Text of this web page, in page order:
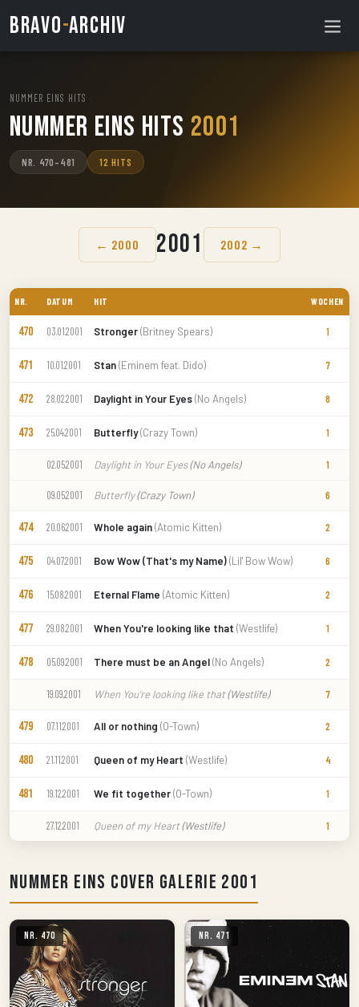
BRAVO-ARCHIV
NUMMER EINS HITS
Nummer Eins Hits 2001
NR. 470–481 12 HITS
← 2000 2001 2002 →
NR. DATUM HIT WOCHEN
470 03.01.2001 Stronger(Britney Spears) 1
471 10.01.2001 Stan(Eminem feat. Dido) 7
472 28.02.2001 Daylight in Your Eyes(No Angels) 8
473 25.04.2001 Butterfly(Crazy Town) 1
02.05.2001 Daylight in Your Eyes(No Angels) 1
09.05.2001 Butterfly(Crazy Town) 6
474 20.06.2001 Whole again(Atomic Kitten) 2
475 04.07.2001 Bow Wow (That's my Name)(Lil' Bow Wow) 6
476 15.08.2001 Eternal Flame (Atomic Kitten) 2
477 29.08.2001 When You're looking like that (Westlife) 1
478 05.09.2001 There must be an Angel(No Angels) 2
19.09.2001 When You're looking like that(Westlife) 7
479 07.11.2001 All or nothing (O-Town) 2
480 21.11.2001 Queen of my Heart (Westlife) 4
481 19.12.2001 We fit together(O-Town) 1
27.12.2001 Queen of my Heart(Westlife) 1
Nummer Eins Cover Galerie 2001
Nr. 470 Nr. 471